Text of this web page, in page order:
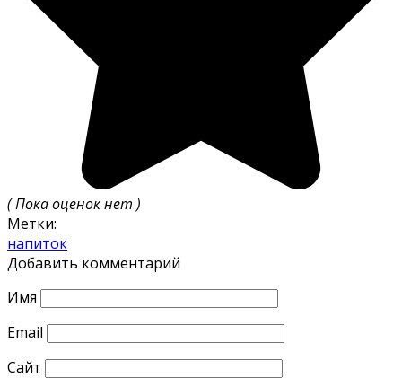
( Пока оценок нет )
Метки:
напиток
Добавить комментарий
Имя
Email
Сайт